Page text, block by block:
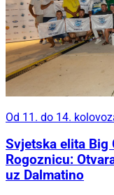
Od 11. do 14.
Svjetska elita Big
Rogoznicu:
uz Dalmatino